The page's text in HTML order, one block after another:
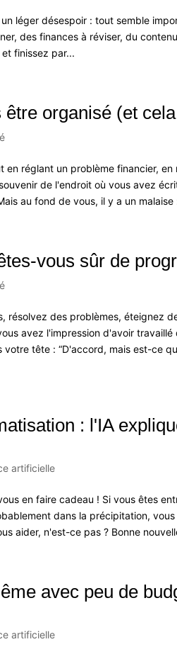
léger désespoir : tout semble
des finances à réviser, du
finissez par...
organisé (et
en réglant un problème financier,
de l'endroit où vous avez
au fond de vous, il y a un
vous sûr de
résolvez des problèmes, éteignez
avez l'impression d'avoir
tête : “D'accord, mais est-ce
: l'IA
artificielle
en faire cadeau ! Si vous êtes
dans la précipitation,
aider, n'est-ce pas ? Bonne
avec peu de
artificielle